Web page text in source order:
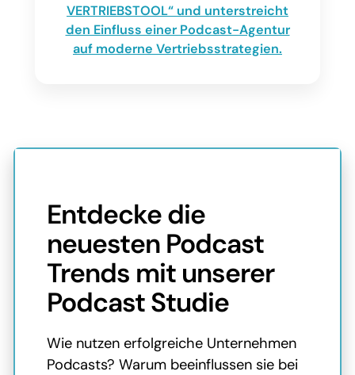
Entdecke die
neuesten Podcast
Trends mit unserer
Podcast Studie
Wie nutzen erfolgreiche Unternehmen
Podcasts? Warum beeinflussen sie bei